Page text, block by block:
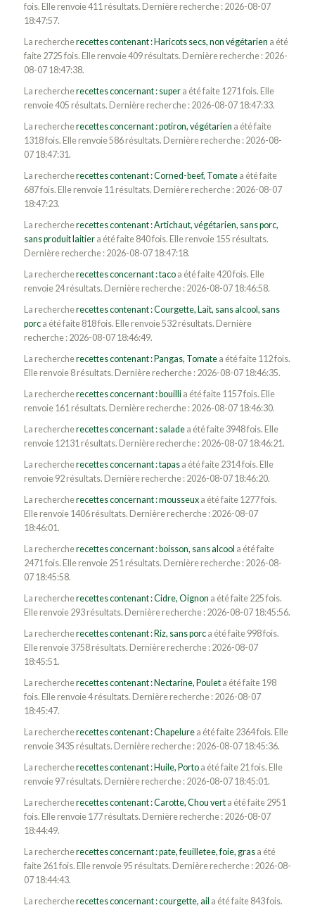
fois. Elle renvoie 411 résultats. Dernière recherche : 2026-08-07
18:47:57.
La rechercherecettes contenant : Haricots secs, non végétarien a été
faite 2725 fois. Elle renvoie 409 résultats. Dernière recherche : 2026-
08-07 18:47:38.
La rechercherecettes concernant : supera été faite 1271 fois. Elle
renvoie 405 résultats. Dernière recherche : 2026-08-07 18:47:33.
La rechercherecettes concernant : potiron, végétarien a été faite
1318 fois. Elle renvoie 586 résultats. Dernière recherche : 2026-08-
07 18:47:31.
La rechercherecettes contenant : Corned-beef, Tomatea été faite
687 fois. Elle renvoie 11 résultats. Dernière recherche : 2026-08-07
18:47:23.
La rechercherecettes contenant : Artichaut, végétarien, sans porc,
sans produit laitiera été faite 840 fois. Elle renvoie 155 résultats.
Dernière recherche : 2026-08-07 18:47:18.
La rechercherecettes concernant : tacoa été faite 420 fois. Elle
renvoie 24 résultats. Dernière recherche : 2026-08-07 18:46:58.
La rechercherecettes contenant : Courgette, Lait, sans alcool, sans
porca été faite 818 fois. Elle renvoie 532 résultats. Dernière
recherche : 2026-08-07 18:46:49.
La rechercherecettes contenant : Pangas, Tomatea été faite 112 fois.
Elle renvoie 8 résultats. Dernière recherche : 2026-08-07 18:46:35.
La rechercherecettes concernant : bouillia été faite 1157 fois. Elle
renvoie 161 résultats. Dernière recherche : 2026-08-07 18:46:30.
La rechercherecettes concernant : saladea été faite 3948 fois. Elle
renvoie 12131 résultats. Dernière recherche : 2026-08-07 18:46:21.
La rechercherecettes concernant : tapasa été faite 2314 fois. Elle
renvoie 92 résultats. Dernière recherche : 2026-08-07 18:46:20.
La rechercherecettes concernant : mousseuxa été faite 1277 fois.
Elle renvoie 1406 résultats. Dernière recherche : 2026-08-07
18:46:01.
La rechercherecettes concernant : boisson, sans alcool a été faite
2471 fois. Elle renvoie 251 résultats. Dernière recherche : 2026-08-
07 18:45:58.
La rechercherecettes contenant : Cidre, Oignon a été faite 225 fois.
Elle renvoie 293 résultats. Dernière recherche : 2026-08-07 18:45:56.
La rechercherecettes contenant : Riz, sans porca été faite 998 fois.
Elle renvoie 3758 résultats. Dernière recherche : 2026-08-07
18:45:51.
La rechercherecettes contenant : Nectarine, Pouleta été faite 198
fois. Elle renvoie 4 résultats. Dernière recherche : 2026-08-07
18:45:47.
La rechercherecettes contenant : Chapelurea été faite 2364 fois. Elle
renvoie 3435 résultats. Dernière recherche : 2026-08-07 18:45:36.
La rechercherecettes contenant : Huile, Portoa été faite 21 fois. Elle
renvoie 97 résultats. Dernière recherche : 2026-08-07 18:45:01.
La rechercherecettes contenant : Carotte, Chou verta été faite 2951
fois. Elle renvoie 177 résultats. Dernière recherche : 2026-08-07
18:44:49.
La rechercherecettes concernant : pate, feuilletee, foie, grasa été
faite 261 fois. Elle renvoie 95 résultats. Dernière recherche : 2026-08-
07 18:44:43.
La rechercherecettes concernant : courgette, ail a été faite 843 fois.